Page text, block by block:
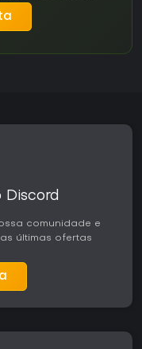
Discord
comunidade e
últimas ofertas